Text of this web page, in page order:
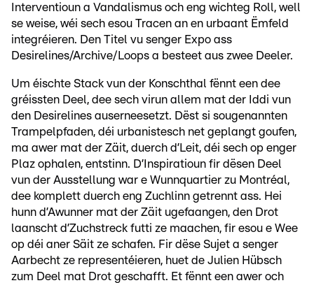
Interventioun a Vandalismus och eng wichteg Roll, well
se weise, wéi sech esou Tracen an en urbaant Ëmfeld
integréieren. Den Titel vu senger Expo ass
Desirelines/Archive/Loops a besteet aus zwee Deeler.
Um éischte Stack vun der Konschthal fënnt een dee
gréissten Deel, dee sech virun allem mat der Iddi vun
den Desirelines auserneesetzt. Dëst si sougenannten
Trampelpfaden, déi urbanistesch net geplangt goufen,
ma awer mat der Zäit, duerch d’Leit, déi sech op enger
Plaz ophalen, entstinn. D’Inspiratioun fir dësen Deel
vun der Ausstellung war e Wunnquartier zu Montréal,
dee komplett duerch eng Zuchlinn getrennt ass. Hei
hunn d’Awunner mat der Zäit ugefaangen, den Drot
laanscht d’Zuchstreck futti ze maachen, fir esou e Wee
op déi aner Säit ze schafen. Fir dëse Sujet a senger
Aarbecht ze representéieren, huet de Julien Hübsch
zum Deel mat Drot geschafft. Et fënnt een awer och